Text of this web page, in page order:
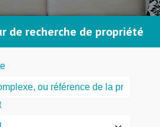
de recherche de propriété